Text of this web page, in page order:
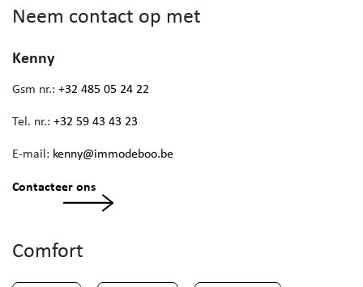
Neem contact op met
Kenny
Gsm nr.: +32 485 05 24 22
Tel. nr.: +32 59 43 43 23
E-mail: kenny@immodeboo.be
Contacteer ons
Comfort